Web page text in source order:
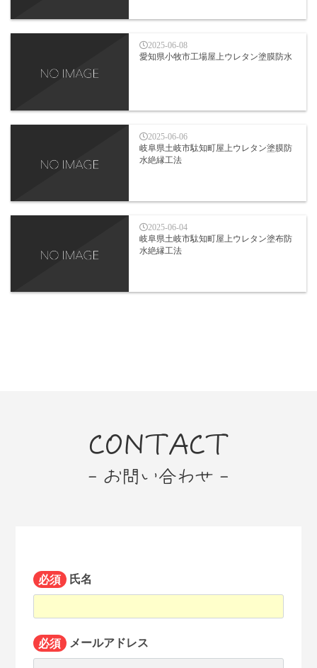
2025-06-08
愛知県小牧市工場屋上ウレタン塗膜防水
2025-06-06
岐阜県土岐市駄知町屋上ウレタン塗膜防
水絶縁工法
2025-06-04
岐阜県土岐市駄知町屋上ウレタン塗布防
水絶縁工法
CONTACT
- お問い合わせ -
必須 氏名
必須 メールアドレス